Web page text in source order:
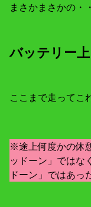
まさかまさかの・・
バッテリー
ここまで走ってこ
※途上何度かの休
ッドーン」ではな
ドーン」ではあっ